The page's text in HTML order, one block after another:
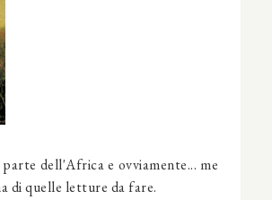
dell'Africa e ovviamente... me
di quelle letture da fare.